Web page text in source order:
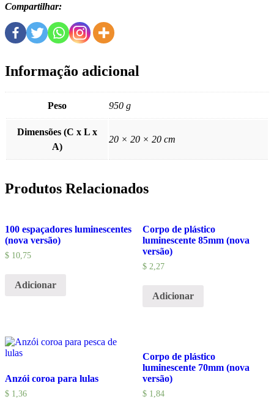
Compartilhar:
Informação adicional
Peso 950 g
Dimensões (C x L x
A)
20 × 20 × 20 cm
Produtos Relacionados
100 espaçadores luminescentes
(nova versão)
$ 10,75
Adicionar
Corpo de plástico
luminescente 85mm (nova
versão)
$2,27
Adicionar
Anzói coroa para lulas
$ 1,36
Corpo de plástico
luminescente 70mm (nova
versão)
$1,84